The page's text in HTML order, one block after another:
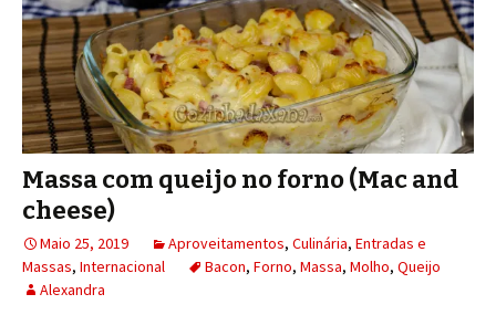
Massa com queijo no forno (Mac and
cheese)
Maio 25, 2019 Aproveitamentos, Culinária, Entradas e
Massas, Internacional Bacon, Forno, Massa, Molho, Queijo
Alexandra